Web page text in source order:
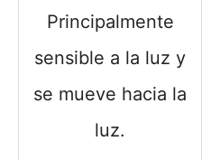
Principalmente
sensible a la luz y
se mueve hacia la
luz.